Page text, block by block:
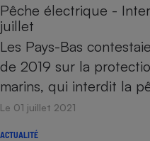
Pêche électrique -
juillet
Les Pays-Bas
de 2019 sur la
marins, qui interdit la
Le 01 juillet 2021
ACTUALITÉ